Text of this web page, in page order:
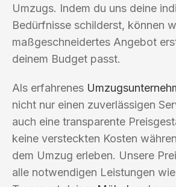
Umzugs. Indem du uns deine
Bedürfnisse schilderst, können
maßgeschneidertes Angebot
deinem Budget passt.
Als erfahrenes
nicht nur einen zuverlässigen
auch eine transparente
keine versteckten Kosten
dem Umzug erleben. Unsere
alle notwendigen Leistungen